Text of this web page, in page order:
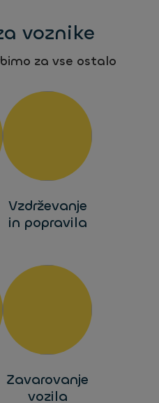
voznike
za vse ostalo
Vzdrževanje
in popravila
Zavarovanje
vozila